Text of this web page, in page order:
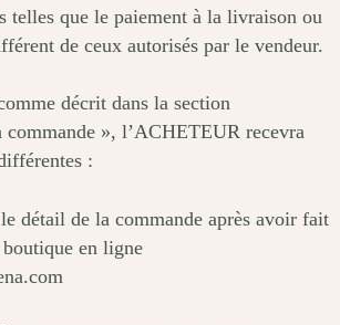
telles que le paiement à la livraison ou
de ceux autorisés par le vendeur.
décrit dans la section
», l’ACHETEUR recevra
:
détail de la commande après avoir fait
en ligne